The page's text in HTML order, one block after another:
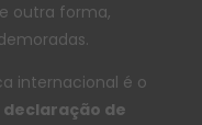
outra forma,
internacional é o
declaração de